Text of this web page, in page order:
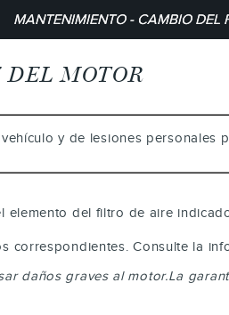
MANTENIMIENTO - CAMBIO DEL
MOTOR
y de lesiones
elemento del filtro de aire
correspondientes. Consulte la
daños graves al motor.La